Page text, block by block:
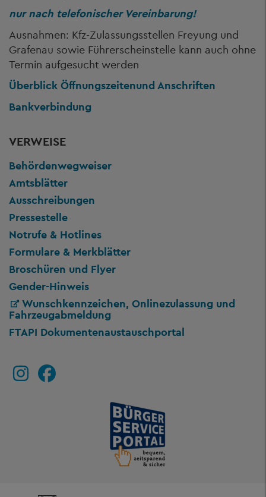
nur nach telefonischer Vereinbarung!
Ausnahmen: Kfz-Zulassungsstellen Freyung und
Grafenau sowie Führerscheinstelle kann auch ohne
Termin aufgesucht werden
Überblick Öffnungszeitenund Anschriften
Bankverbindung
VERWEISE
Behördenwegweiser
Amtsblätter
Ausschreibungen
Pressestelle
Notrufe & Hotlines
Formulare & Merkblätter
Broschüren und Flyer
Gender-Hinweis
Wunschkennzeichen, Onlinezulassung und
Fahrzeugabmeldung
FTAPI Dokumentenaustauschportal